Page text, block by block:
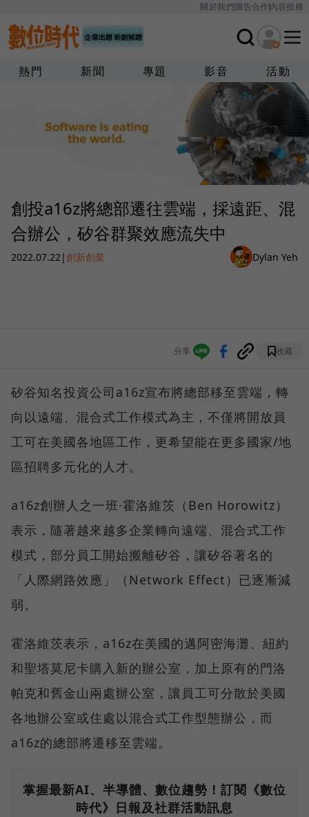
關於我們廣告合作內容授權
熱門 新聞 專題 影音 活動
創投a16z將總部遷往雲端，採遠距、混
合辦公，矽谷群聚效應流失中
2022.07.22|創新創業 Dylan Yeh
分享 收藏
矽谷知名投資公司a16z宣布將總部移至雲端，轉
向以遠端、混合式工作模式為主，不僅將開放員
工可在美國各地區工作，更希望能在更多國家/地
區招聘多元化的人才。
a16z創辦人之一班·霍洛維茨（Ben Horowitz）
表示，隨著越來越多企業轉向遠端、混合式工作
模式，部分員工開始搬離矽谷，讓矽谷著名的
「人際網路效應」（Network Effect）已逐漸減
弱。
霍洛維茨表示，a16z在美國的邁阿密海灘、紐約
和聖塔莫尼卡購入新的辦公室，加上原有的門洛
帕克和舊金山兩處辦公室，讓員工可分散於美國
各地辦公室或住處以混合式工作型態辦公，而
a16z的總部將遷移至雲端。
掌握最新AI、半導體、數位趨勢！訂閱《數位
時代》日報及社群活動訊息